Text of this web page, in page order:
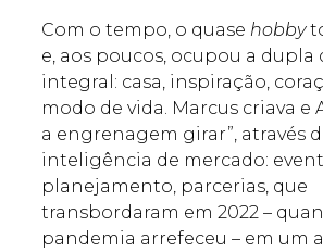
Com o tempo, o quase hobby
e, aos poucos, ocupou a dupla
integral: casa, inspiração,
modo de vida. Marcus criava e
a engrenagem girar”, através
inteligência de mercado:
planejamento, parcerias, que
transbordaram em 2022 –
pandemia arrefeceu – em um